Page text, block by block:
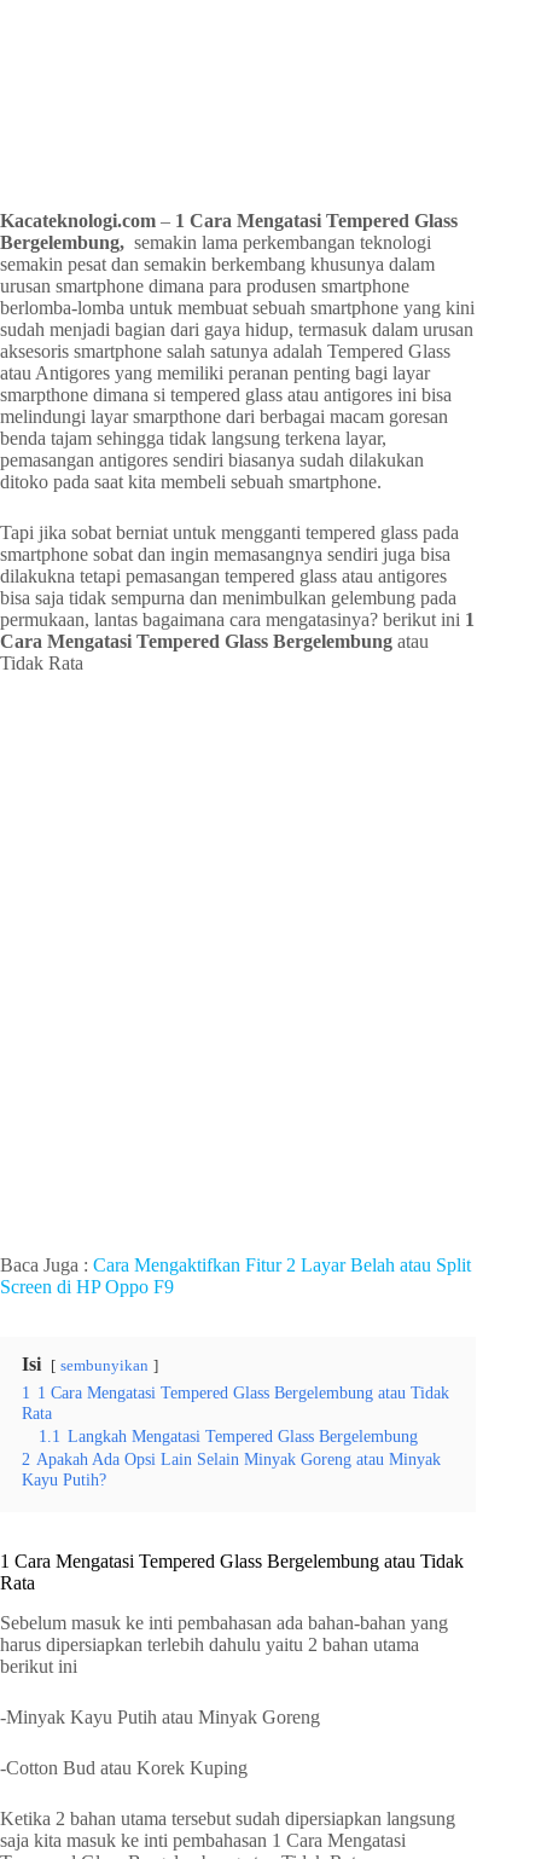
Kacateknologi.com – 1 Cara Mengatasi Tempered Glass
Bergelembung, semakin lama perkembangan teknologi
semakin pesat dan semakin berkembang khusunya dalam
urusan smartphone dimana para produsen smartphone
berlomba-lomba untuk membuat sebuah smartphone yang kini
sudah menjadi bagian dari gaya hidup, termasuk dalam urusan
aksesoris smartphone salah satunya adalah Tempered Glass
atau Antigores yang memiliki peranan penting bagi layar
smarpthone dimana si tempered glass atau antigores ini bisa
melindungi layar smarpthone dari berbagai macam goresan
benda tajam sehingga tidak langsung terkena layar,
pemasangan antigores sendiri biasanya sudah dilakukan
ditoko pada saat kita membeli sebuah smartphone.
Tapi jika sobat berniat untuk mengganti tempered glass pada
smartphone sobat dan ingin memasangnya sendiri juga bisa
dilakukna tetapi pemasangan tempered glass atau antigores
bisa saja tidak sempurna dan menimbulkan gelembung pada
permukaan, lantas bagaimana cara mengatasinya? berikut ini 1
Cara Mengatasi Tempered Glass Bergelembung atau
Tidak Rata
Baca Juga : Cara Mengaktifkan Fitur 2 Layar Belah atau Split
Screen di HP Oppo F9
Isi sembunyikan
1 1 Cara Mengatasi Tempered Glass Bergelembung atau Tidak
Rata
1.1 Langkah Mengatasi Tempered Glass Bergelembung
2 Apakah Ada Opsi Lain Selain Minyak Goreng atau Minyak
Kayu Putih?
1 Cara Mengatasi Tempered Glass Bergelembung atau Tidak
Rata
Sebelum masuk ke inti pembahasan ada bahan-bahan yang
harus dipersiapkan terlebih dahulu yaitu 2 bahan utama
berikut ini
-Minyak Kayu Putih atau Minyak Goreng
-Cotton Bud atau Korek Kuping
Ketika 2 bahan utama tersebut sudah dipersiapkan langsung
saja kita masuk ke inti pembahasan 1 Cara Mengatasi